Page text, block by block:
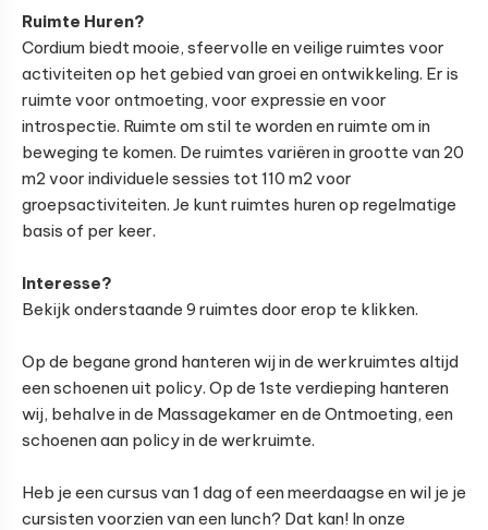
Ruimte Huren?
Cordium biedt mooie, sfeervolle en veilige ruimtes voor
activiteiten op het gebied van groei en ontwikkeling. Er is
ruimte voor ontmoeting, voor expressie en voor
introspectie. Ruimte om stil te worden en ruimte om in
beweging te komen. De ruimtes variëren in grootte van 20
m2 voor individuele sessies tot 110 m2 voor
groepsactiviteiten. Je kunt ruimtes huren op regelmatige
basis of per keer.
Interesse?
Bekijk onderstaande 9 ruimtes door erop te klikken.
Op de begane grond hanteren wij in de werkruimtes altijd
een schoenen uit policy. Op de 1ste verdieping hanteren
wij, behalve in de Massagekamer en de Ontmoeting, een
schoenen aan policy in de werkruimte.
Heb je een cursus van 1 dag of een meerdaagse en wil je je
cursisten voorzien van een lunch? Dat kan! In onze